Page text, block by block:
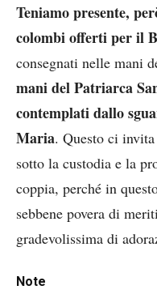
Teniamo presente,
colombi offerti per il
consegnati nelle mani
mani del Patriarca
contemplati dallo
Maria. Questo ci
sotto la custodia e la
coppia, perché in
sebbene povera di
gradevolissima di
Note